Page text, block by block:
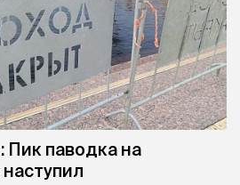
паводка на